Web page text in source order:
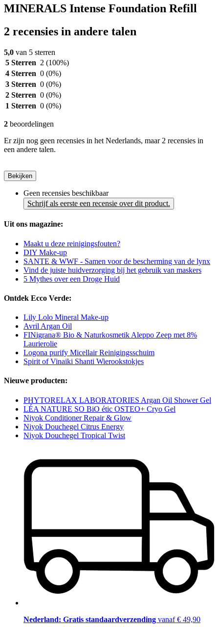
MINERALS Intense Foundation Refill
2 recensies in andere talen
5,0 van 5 sterren
5 Sterren 2 (100%)
4 Sterren 0 (0%)
3 Sterren 0 (0%)
2 Sterren 0 (0%)
1 Sterren 0 (0%)
2 beoordelingen
Er zijn nog geen recensies in het Nederlands, maar 2 recensies in
een andere talen.
Bekijken
Geen recensies beschikbaar
Schrijf als eerste een recensie over dit product.
Uit ons magazine:
Maakt u deze reinigingsfouten?
DIY Make-up
SANTE & WWF - Samen voor de bescherming van de lynx
Vind de juiste huidverzorging bij het gebruik van maskers
5 Mythes over een Droge Huid
Ontdek Ecco Verde:
Lily Lolo Mineral Make-up
Avril Argan Oil
FINigrana® Bio & Naturkosmetik Aleppo Zeep met 8%
Laurierolie
Logona purify Micellair Reinigingsschuim
Spirit of Vinaiki Shanti Wierookstokjes
Nieuwe producten:
PHYTORELAX LABORATORIES Argan Oil Shower Gel
LÉA NATURE SO BiO étic OSTEO+ Cryo Gel
Niyok Conditioner Repair & Glow
Niyok Douchegel Citrus Energy
Niyok Douchegel Tropical Twist
Nederland: Gratis standaardverzending vanaf € 49,90